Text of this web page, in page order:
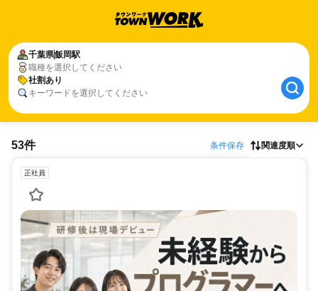
千葉県飯岡駅
職種を選択してください
社割あり
キーワードを選択してください
53件 条件保存 関連度順
正社員